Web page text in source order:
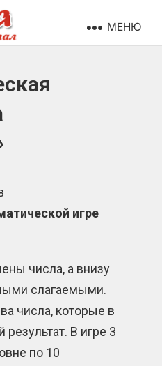
МЕНЮ
игре
числа, а внизу
слагаемыми.
числа, которые в
В игре 3
по 10